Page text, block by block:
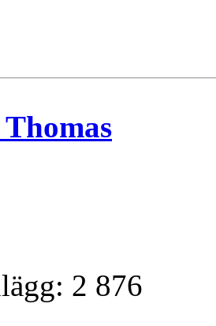
2 876